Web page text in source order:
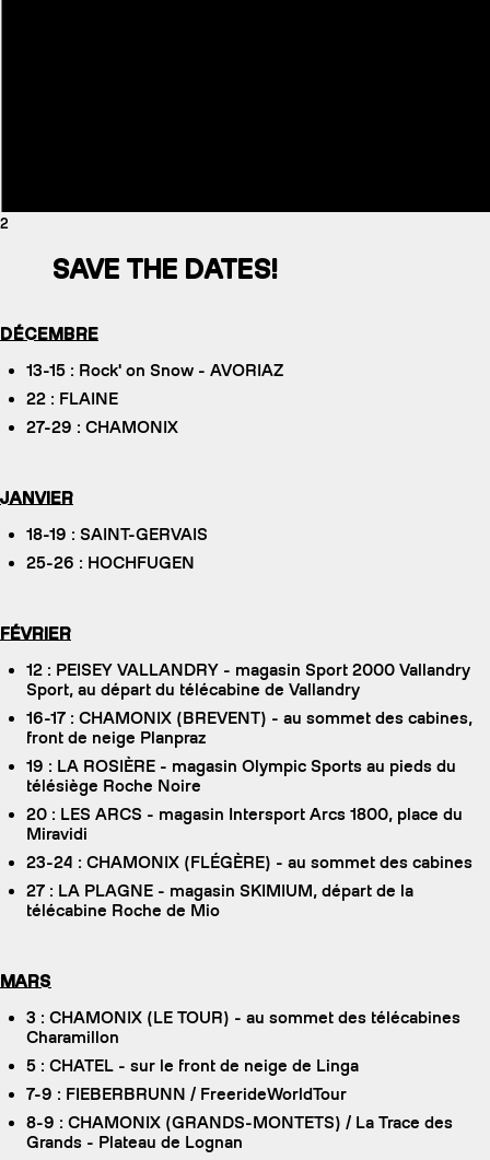
2
SAVE THE DATES!
DÉCEMBRE
13-15 : Rock' on Snow - AVORIAZ
22 : FLAINE
27-29 : CHAMONIX
JANVIER
18-19 : SAINT-GERVAIS
25-26 : HOCHFUGEN
FÉVRIER
12 : PEISEY VALLANDRY - magasin Sport 2000 Vallandry
Sport, au départ du télécabine de Vallandry
16-17 : CHAMONIX (BREVENT) - au sommet des cabines,
front de neige Planpraz
19 : LA ROSIÈRE - magasin Olympic Sports au pieds du
télésiège Roche Noire
20 : LES ARCS - magasin Intersport Arcs 1800, place du
Miravidi
23-24 : CHAMONIX (FLÉGÈRE) - au sommet des cabines
27 : LA PLAGNE - magasin SKIMIUM, départ de la
télécabine Roche de Mio
MARS
3 : CHAMONIX (LE TOUR) - au sommet des télécabines
Charamillon
5 : CHATEL - sur le front de neige de Linga
7-9 : FIEBERBRUNN / FreerideWorldTour
8-9 : CHAMONIX (GRANDS-MONTETS) / La Trace des
Grands - Plateau de Lognan